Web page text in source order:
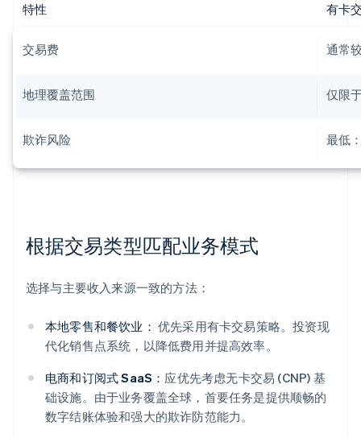
特性 有卡
交易费 通常
地理覆盖范围 仅限
欺诈风险 最低
根据交易类型匹配业务模式
选择与主要收入来源一致的方法：
本地零售和餐饮业： 优先采用有卡交易策略。投资现
代化销售点系统，以降低费用并提高效率。
电商和订阅式 SaaS： 应优先考虑无卡交易 (CNP) 基
础设施。由于业务覆盖全球，首要任务是提供顺畅的
数字结账体验和强大的欺诈防范能力。